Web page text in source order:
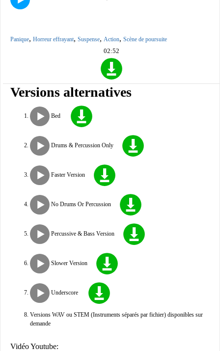
Panique, Horreur effrayant, Suspense, Action, Scène de poursuite
02:52
Versions alternatives
Bed
Drums & Percussion Only
Faster Version
No Drums Or Percussion
Percussive & Bass Version
Slower Version
Underscore
Versions WAV ou STEM (Instruments séparés par fichier) disponibles sur
demande
Vidéo Youtube: